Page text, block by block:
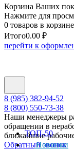
Корзина Ваших
Нажмите для
0 товаров в корзине
Итого0.00 ₽
перейти к
8 (985) 382-94-52
8 (800) 550-73-38
Наши менеджеры
обращении в
ближайшие
Обратный звонок
ТОП-50
Новинки